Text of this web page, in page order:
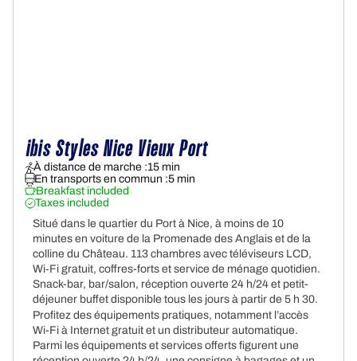
ibis Styles Nice Vieux Port
Breakfast included
Taxes included
À distance de marche :15 min
En transports en commun :5 min
Situé dans le quartier du Port à Nice, à moins de 10
minutes en voiture de la Promenade des Anglais et de la
colline du Château. 113 chambres avec téléviseurs LCD,
Wi‑Fi gratuit, coffres-forts et service de ménage quotidien.
Snack-bar, bar/salon, réception ouverte 24 h/24 et petit-
déjeuner buffet disponible tous les jours à partir de 5 h 30.
Profitez des équipements pratiques, notamment l’accès
Wi-Fi à Internet gratuit et un distributeur automatique.
Parmi les équipements et services offerts figurent une